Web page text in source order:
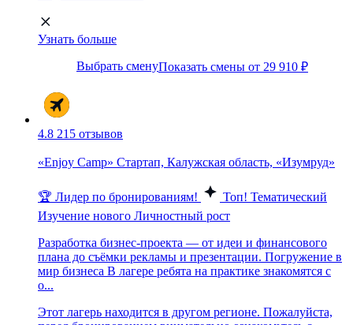
Узнать больше
Выбрать сменуПоказать смены от 29 910 ₽
4.8 215 отзывов
«Enjoy Camp» Стартап, Калужская область, «Изумруд»
🏆 Лидер по бронированиям! Топ! Тематический
Изучение нового Личностный рост
Разработка бизнес-проекта — от идеи и финансового
плана до съёмки рекламы и презентации. Погружение в
мир бизнеса В лагере ребята на практике знакомятся с
о...
Этот лагерь находится в другом регионе. Пожалуйста,